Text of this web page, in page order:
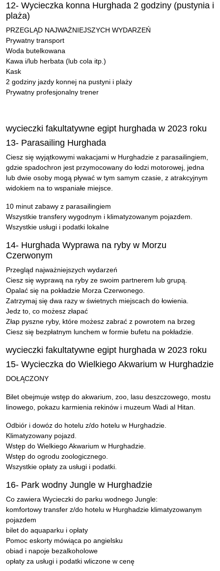
12- Wycieczka konna Hurghada 2 godziny (pustynia i
plaża)
PRZEGLĄD NAJWAŻNIEJSZYCH WYDARZEŃ
Prywatny transport
Woda butelkowana
Kawa i/lub herbata (lub cola itp.)
Kask
2 godziny jazdy konnej na pustyni i plaży
Prywatny profesjonalny trener
wycieczki fakultatywne egipt hurghada w 2023 roku
13- Parasailing Hurghada
Ciesz się wyjątkowymi wakacjami w Hurghadzie z parasailingiem,
gdzie spadochron jest przymocowany do łodzi motorowej, jedna
lub dwie osoby mogą pływać w tym samym czasie, z atrakcyjnym
widokiem na to wspaniałe miejsce.
10 minut zabawy z parasailingiem
Wszystkie transfery wygodnym i klimatyzowanym pojazdem.
Wszystkie usługi i podatki lokalne
14- Hurghada Wyprawa na ryby w Morzu
Czerwonym
Przegląd najważniejszych wydarzeń
Ciesz się wyprawą na ryby ze swoim partnerem lub grupą.
Opalać się na pokładzie Morza Czerwonego.
Zatrzymaj się dwa razy w świetnych miejscach do łowienia.
Jedz to, co możesz złapać
Złap pyszne ryby, które możesz zabrać z powrotem na brzeg
Ciesz się bezpłatnym lunchem w formie bufetu na pokładzie.
wycieczki fakultatywne egipt hurghada w 2023 roku
15- Wycieczka do Wielkiego Akwarium w Hurghadzie
DOŁĄCZONY
Bilet obejmuje wstęp do akwarium, zoo, lasu deszczowego, mostu
linowego, pokazu karmienia rekinów i muzeum Wadi al Hitan.
Odbiór i dowóz do hotelu z/do hotelu w Hurghadzie.
Klimatyzowany pojazd.
Wstęp do Wielkiego Akwarium w Hurghadzie.
Wstęp do ogrodu zoologicznego.
Wszystkie opłaty za usługi i podatki.
16- Park wodny Jungle w Hurghadzie
Co zawiera Wycieczki do parku wodnego Jungle:
komfortowy transfer z/do hotelu w Hurghadzie klimatyzowanym
pojazdem
bilet do aquaparku i opłaty
Pomoc eskorty mówiąca po angielsku
obiad i napoje bezalkoholowe
opłaty za usługi i podatki wliczone w cenę